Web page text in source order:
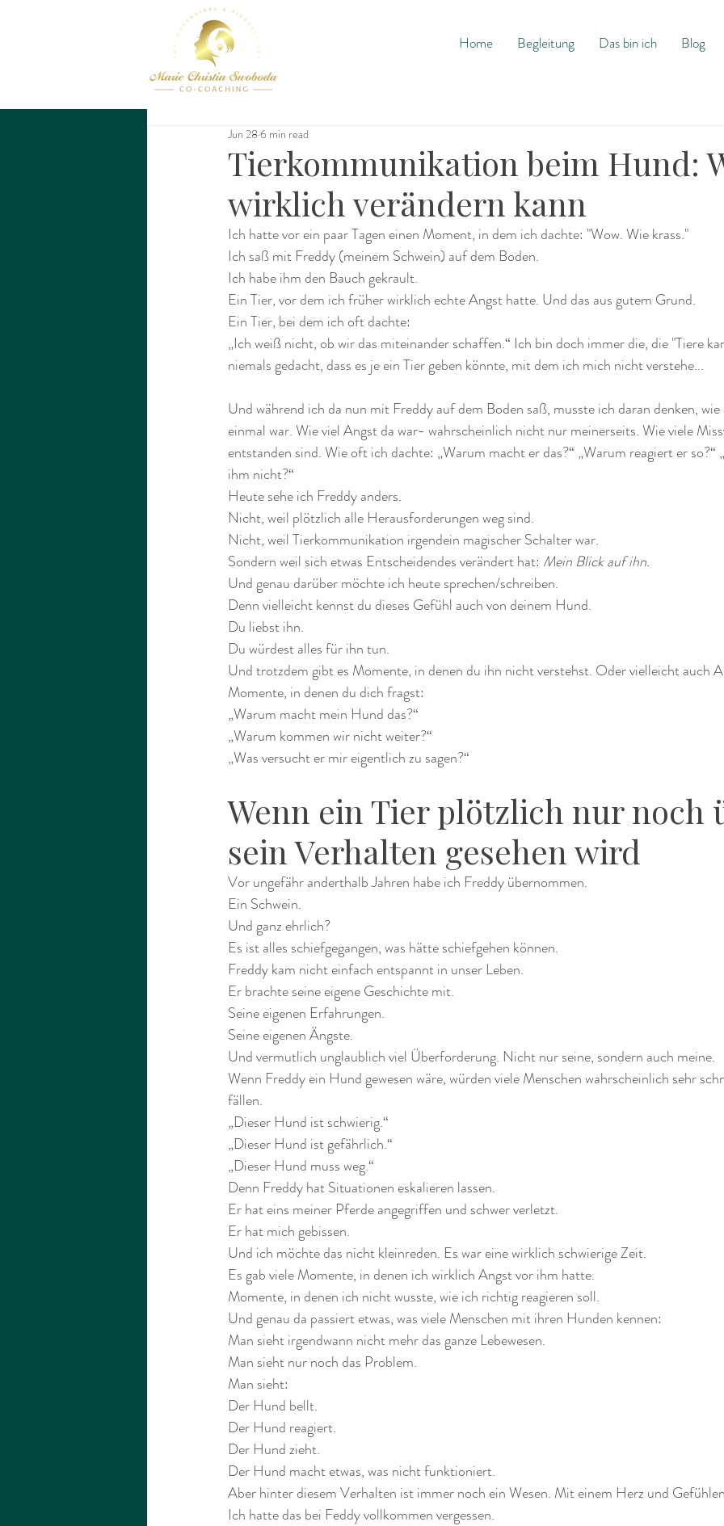
Home Begleitung Das bin ich Blog
Tierkommunikation beim Hund:
wirklich verändern kann
Jun 28 6 min read
Ich hatte vor ein paar Tagen einen Moment, in dem ich dachte: "Wow. Wie krass."
Ich saß mit Freddy (meinem Schwein) auf dem Boden.
Ich habe ihm den Bauch gekrault.
Ein Tier, vor dem ich früher wirklich echte Angst hatte. Und das aus gutem Grund.
Ein Tier, bei dem ich oft dachte:
„Ich weiß nicht, ob wir das miteinander schaffen.“ Ich bin doch immer die, die "Tiere
niemals gedacht, dass es je ein Tier geben könnte, mit dem ich mich nicht verstehe...
Und während ich da nun mit Freddy auf dem Boden saß, musste ich daran denken, wie
einmal war. Wie viel Angst da war- wahrscheinlich nicht nur meinerseits. Wie viele
entstanden sind. Wie oft ich dachte: „Warum macht er das?“ „Warum reagiert er
ihm nicht?“
Heute sehe ich Freddy anders.
Nicht, weil plötzlich alle Herausforderungen weg sind.
Nicht, weil Tierkommunikation irgendein magischer Schalter war.
Sondern weil sich etwas Entscheidendes verändert hat: Mein Blick auf ihn.
Und genau darüber möchte ich heute sprechen/schreiben.
Denn vielleicht kennst du dieses Gefühl auch von deinem Hund.
Du liebst ihn.
Du würdest alles für ihn tun.
Und trotzdem gibt es Momente, in denen du ihn nicht verstehst. Oder vielleicht auch
Momente, in denen du dich fragst:
„Warum macht mein Hund das?“
„Warum kommen wir nicht weiter?“
„Was versucht er mir eigentlich zu sagen?“
Wenn ein Tier plötzlich nur noch
sein Verhalten gesehen wird
Vor ungefähr anderthalb Jahren habe ich Freddy übernommen.
Ein Schwein.
Und ganz ehrlich?
Es ist alles schiefgegangen, was hätte schiefgehen können.
Freddy kam nicht einfach entspannt in unser Leben.
Er brachte seine eigene Geschichte mit.
Seine eigenen Erfahrungen.
Seine eigenen Ängste.
Und vermutlich unglaublich viel Überforderung. Nicht nur seine, sondern auch meine.
Wenn Freddy ein Hund gewesen wäre, würden viele Menschen wahrscheinlich sehr
fällen.
„Dieser Hund ist schwierig.“
„Dieser Hund ist gefährlich.“
„Dieser Hund muss weg.“
Denn Freddy hat Situationen eskalieren lassen.
Er hat eins meiner Pferde angegriffen und schwer verletzt.
Er hat mich gebissen.
Und ich möchte das nicht kleinreden. Es war eine wirklich schwierige Zeit.
Es gab viele Momente, in denen ich wirklich Angst vor ihm hatte.
Momente, in denen ich nicht wusste, wie ich richtig reagieren soll.
Und genau da passiert etwas, was viele Menschen mit ihren Hunden kennen:
Man sieht irgendwann nicht mehr das ganze Lebewesen.
Man sieht nur noch das Problem.
Man sieht:
Der Hund bellt.
Der Hund reagiert.
Der Hund zieht.
Der Hund macht etwas, was nicht funktioniert.
Aber hinter diesem Verhalten ist immer noch ein Wesen. Mit einem Herz und
Ich hatte das bei Feddy vollkommen vergessen.